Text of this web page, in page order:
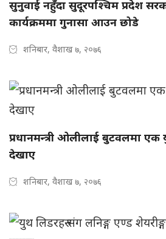
सुनुवाई नहुँदा सुदूरपश्चिम प्रदेश
कार्यक्रममा गुनासा आउन छोडे
शनिबार, वैशाख ७, २०७६
प्रधानमन्त्री ओलीलाई बुटवलमा
देखाए
शनिबार, वैशाख ७, २०७६